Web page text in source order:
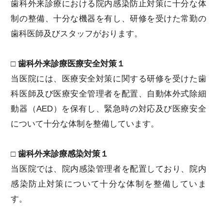
歯科外来診療における院内感染防止対策に十分な体
制の整備、十分な機器を有し、研修を受けた常勤の
歯科医師及びスタッフがおります。
□ 歯科外来診療医療安全対策１
当医院には、医療安全対策に関する研修を受けた歯
科医師及び医療安全管理者を配置、自動体外式除細
動器（AED）を保有し、緊急時の対応及び医療安全
について十分な体制を整備しています。
□ 歯科外来診療感染対策１
当医院では、院内感染管理者を配置しており、院内
感染防止対策について十分な体制を整備していま
す。